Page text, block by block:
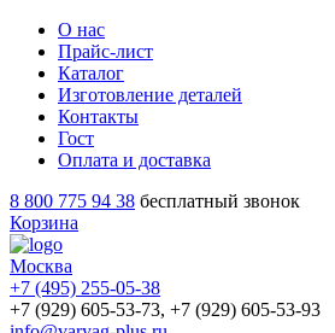
О нас
Прайс-лист
Каталог
Изготовление деталей
Контакты
Гост
Оплата и доставка
8 800 775 94 38 бесплатный звонок
Корзина
Москва
+7 (495) 255-05-38
+7 (929) 605-53-73, +7 (929) 605-53-93